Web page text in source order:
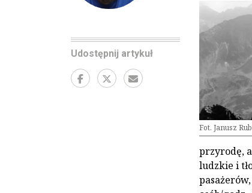
Udostępnij artykuł
Fot. Janusz
przyrodę,
ludzkie i